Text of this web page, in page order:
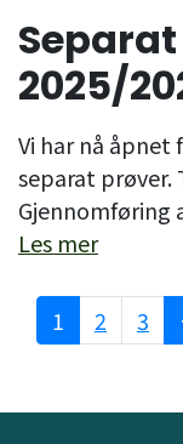
2025/
Vi har nå åpnet
separat prøver.
Gjennomføring
Les mer
1 2 3